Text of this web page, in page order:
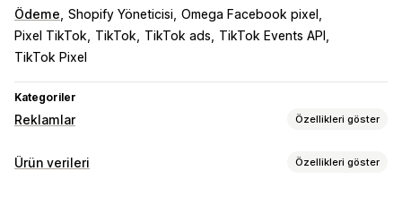
Ödeme Shopify Yöneticisi Omega Facebook pixel
Pixel TikTok TikTok TikTok ads
TikTok Events API
TikTok Pixel
Kategoriler
Reklamlar Özellikleri göster
Hedefleme
Ürün verileri Özellikleri göster